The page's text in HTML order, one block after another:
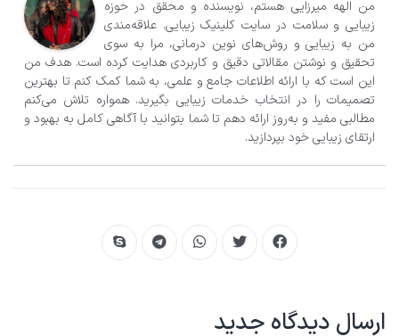
من الهه میرزایی هستم، نویسنده و محقق در حوزه
زیبایی و سلامت در سایت کلینیک زیبایی. علاقه‌مندی
من به زیبایی و روش‌های نوین درمانی، مرا به سوی
تحقیق و نوشتن مقالاتی دقیق و کاربردی هدایت کرده است. هدف من
این است که با ارائه اطلاعات جامع و علمی، به شما کمک کنم تا بهترین
تصمیمات را در انتخاب خدمات زیبایی بگیرید. همواره تلاش می‌کنم
مطالبی مفید و به‌روز ارائه دهم تا شما بتوانید با آگاهی کامل به بهبود و
ارتقای زیبایی خود بپردازید.
ارسال دیدگاه جدید